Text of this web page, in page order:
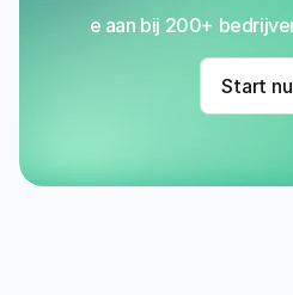
Sluit je aan bij 200+
Start nu